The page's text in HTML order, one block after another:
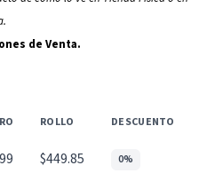
de Venta.
ROLLO DESCUENTO
$449.85 0%